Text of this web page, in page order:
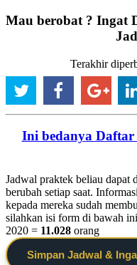
Mau berobat ? Ingat
Terakhir
Ini bedanya
Jadwal praktek beliau dapat
berubah setiap saat.
kepada mereka sudah
silahkan isi form di bawah
2020 = 11.028 orang
Simpan Jadwal &